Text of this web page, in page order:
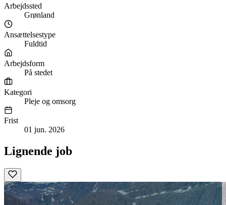
Arbejdssted
Grønland
Ansættelsestype
Fuldtid
Arbejdsform
På stedet
Kategori
Pleje og omsorg
Frist
01 jun. 2026
Lignende job